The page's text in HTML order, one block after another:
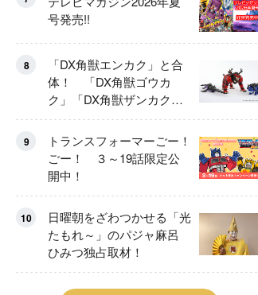
号発売!!
8
「DX角獣エンカク」と合
体！ 「DX角獣ゴウカ
ク」「DX角獣ザンカク」
をレビュー！
9
トランスフォーマーごー！
ごー！ ３～19話限定公
開中！
10
日曜朝をざわつかせる「光
たもれ～」のパジャ麻呂
ひみつ独占取材！